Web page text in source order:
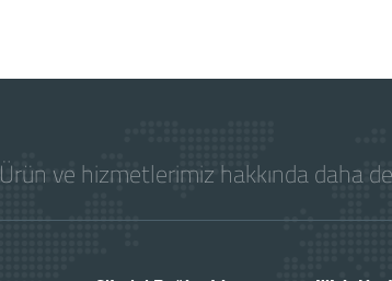
Ürün ve hizmetlerimiz hakkında daha